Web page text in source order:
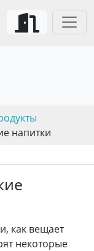
напитки
как вещает
некоторые